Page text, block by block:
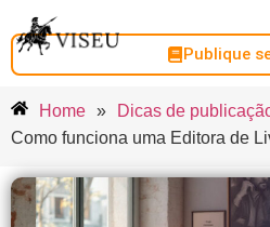
Publique
Home » Dicas de
Como funciona uma Editora de